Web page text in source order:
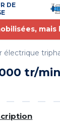
DE
électrique
tr/